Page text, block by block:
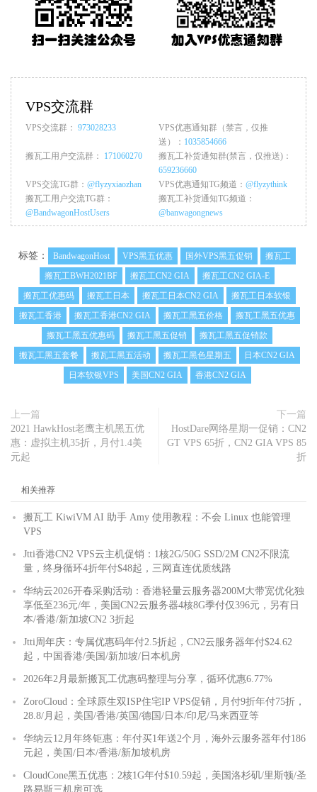
VPS交流群
VPS交流群： 973028233
VPS优惠通知群（禁言，仅推
送）： 1035854666
搬瓦工用户交流群： 171060270
搬瓦工补货通知群(禁言，仅推送)：
659236660
VPS交流TG群： @flyzyxiaozhan VPS优惠通知TG频道： @flyzythink
搬瓦工用户交流TG群：
@BandwagonHostUsers
搬瓦工补货通知TG频道：
@banwagongnews
标签： BandwagonHost VPS黑五优惠 国外VPS黑五促销
搬瓦工
搬瓦工BWH2021BF
搬瓦工CN2 GIA
搬瓦工CN2 GIA-E
搬瓦工优惠码
搬瓦工日本 搬瓦工日本CN2 GIA
搬瓦工日本软银
搬瓦工香港
搬瓦工香港CN2 GIA 搬瓦工黑五价格
搬瓦工黑五优惠
搬瓦工黑五优惠码
搬瓦工黑五促销
搬瓦工黑五促销款
搬瓦工黑五套餐
搬瓦工黑五活动 搬瓦工黑色星期五
日本CN2 GIA
日本软银VPS
美国CN2 GIA 香港CN2 GIA
上一篇
2021 HawkHost老鹰主机黑五优
惠：虚拟主机35折，月付1.4美
元起
下一篇
HostDare网络星期一促销：CN2
GT VPS 65折，CN2 GIA VPS 85
折
相关推荐
搬瓦工 KiwiVM AI 助手 Amy 使用教程：不会 Linux 也能管理
VPS
Jtti香港CN2 VPS云主机促销：1核2G/50G SSD/2M CN2不限流
量，终身循环4折年付$48起，三网直连优质线路
华纳云2026开春采购活动：香港轻量云服务器200M大带宽优化独
享低至236元/年，美国CN2云服务器4核8G季付仅396元，另有日
本/香港/新加坡CN2 3折起
Jtti周年庆：专属优惠码年付2.5折起，CN2云服务器年付$24.62
起，中国香港/美国/新加坡/日本机房
2026年2月最新搬瓦工优惠码整理与分享，循环优惠6.77%
ZoroCloud：全球原生双ISP住宅IP VPS促销，月付9折年付75折，
28.8/月起，美国/香港/英国/德国/日本/印尼/马来西亚等
华纳云12月年终钜惠：年付买1年送2个月，海外云服务器年付186
元起，美国/日本/香港/新加坡机房
CloudCone黑五优惠：2核1G年付$10.59起，美国洛杉矶/里斯顿/圣
路易斯三机房可选